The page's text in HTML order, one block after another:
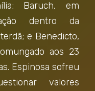
Baruch, em
dentro da
e Benedicto,
aos 23
Espinosa sofreu
valores